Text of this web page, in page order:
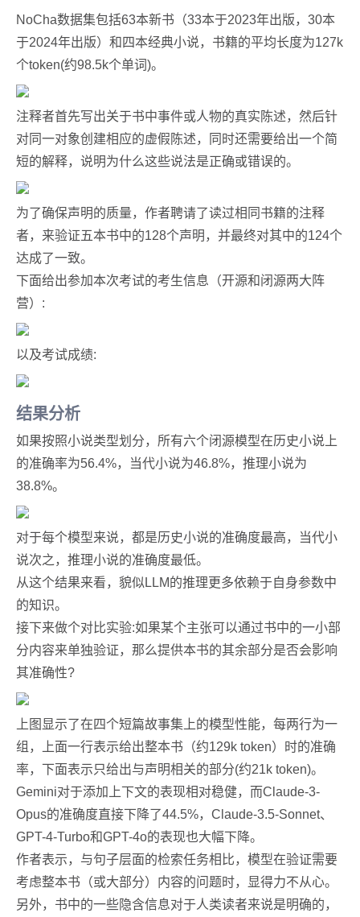
NoCha数据集包括63本新书（33本于2023年出版，30本
于2024年出版）和四本经典小说，书籍的平均长度为127k
个token(约98.5k个单词)。
注释者首先写出关于书中事件或人物的真实陈述，然后针
对同一对象创建相应的虚假陈述，同时还需要给出一个简
短的解释，说明为什么这些说法是正确或错误的。
为了确保声明的质量，作者聘请了读过相同书籍的注释
者，来验证五本书中的128个声明，并最终对其中的124个
达成了一致。
下面给出参加本次考试的考生信息（开源和闭源两大阵
营）:
以及考试成绩:
结果分析
如果按照小说类型划分，所有六个闭源模型在历史小说上
的准确率为56.4%，当代小说为46.8%，推理小说为
38.8%。
对于每个模型来说，都是历史小说的准确度最高，当代小
说次之，推理小说的准确度最低。
从这个结果来看，貌似LLM的推理更多依赖于自身参数中
的知识。
接下来做个对比实验:如果某个主张可以通过书中的一小部
分内容来单独验证，那么提供本书的其余部分是否会影响
其准确性?
上图显示了在四个短篇故事集上的模型性能，每两行为一
组，上面一行表示给出整本书（约129k token）时的准确
率，下面表示只给出与声明相关的部分(约21k token)。
Gemini对于添加上下文的表现相对稳健，而Claude-3-
Opus的准确度直接下降了44.5%，Claude-3.5-Sonnet、
GPT-4-Turbo和GPT-4o的表现也大幅下降。
作者表示，与句子层面的检索任务相比，模型在验证需要
考虑整本书（或大部分）内容的问题时，显得力不从心。
另外，书中的一些隐含信息对于人类读者来说是明确的，